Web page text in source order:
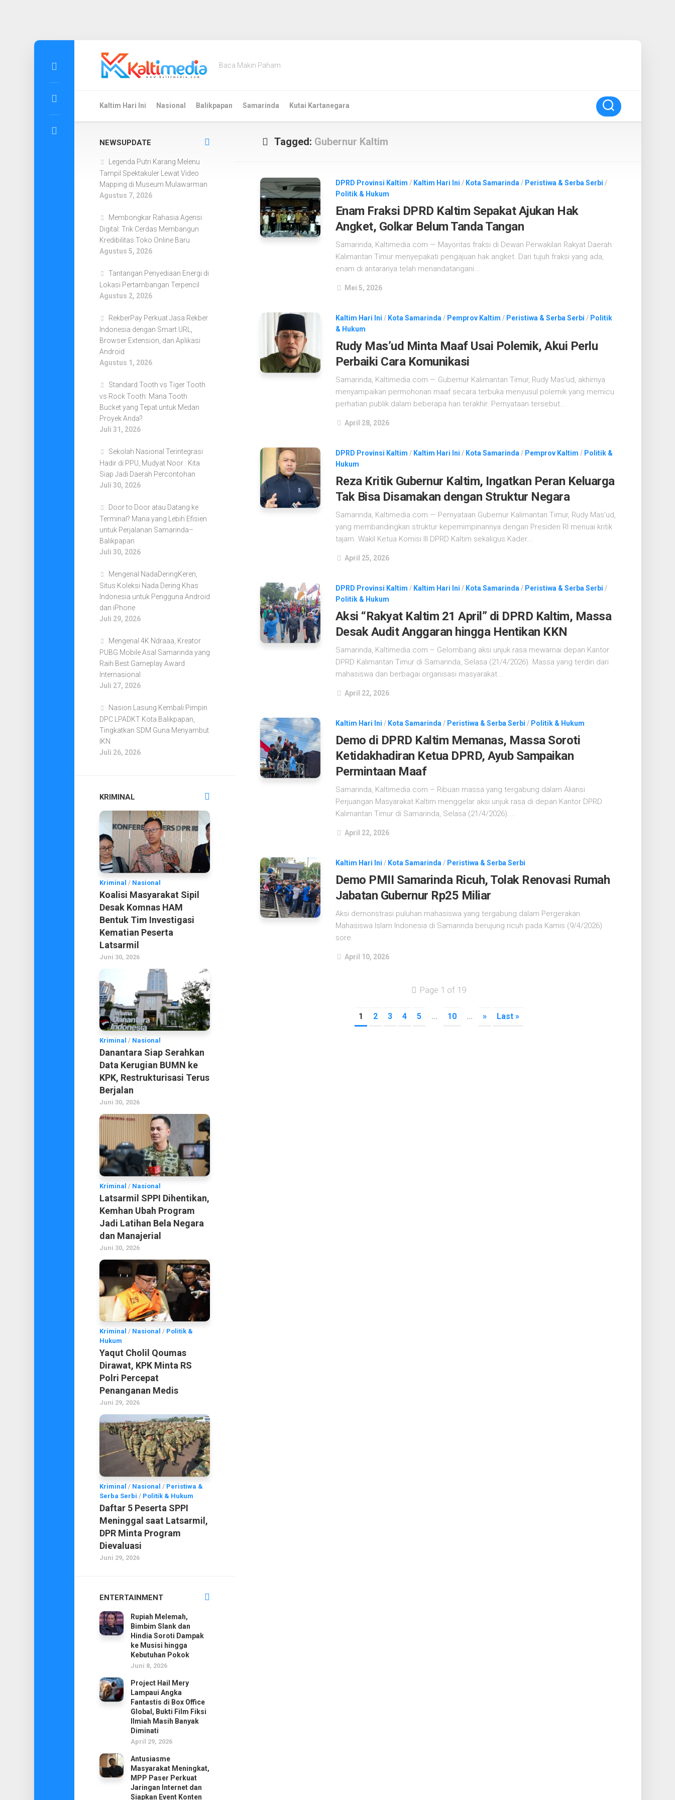
Baca Makin Paham
Kaltim Hari Ini Nasional Balikpapan Samarinda Kutai Kartanegara
Tagged: Gubernur Kaltim
DPRD Provinsi Kaltim / Kaltim Hari Ini / Kota Samarinda / Peristiwa & Serba Serbi /
Politik & Hukum
Enam Fraksi DPRD Kaltim Sepakat Ajukan Hak
Angket, Golkar Belum Tanda Tangan
Samarinda, Kaltimedia.com — Mayoritas fraksi di Dewan Perwakilan Rakyat Daerah
Kalimantan Timur menyepakati pengajuan hak angket. Dari tujuh fraksi yang ada,
enam di antaranya telah menandatangani...
Mei 5, 2026
Kaltim Hari Ini / Kota Samarinda / Pemprov Kaltim / Peristiwa & Serba Serbi / Politik
& Hukum
Rudy Mas’ud Minta Maaf Usai Polemik, Akui Perlu
Perbaiki Cara Komunikasi
Samarinda, Kaltimedia.com — Gubernur Kalimantan Timur, Rudy Mas’ud, akhirnya
menyampaikan permohonan maaf secara terbuka menyusul polemik yang memicu
perhatian publik dalam beberapa hari terakhir. Pernyataan tersebut...
April 28, 2026
DPRD Provinsi Kaltim / Kaltim Hari Ini / Kota Samarinda / Pemprov Kaltim / Politik &
Hukum
Reza Kritik Gubernur Kaltim, Ingatkan Peran Keluarga
Tak Bisa Disamakan dengan Struktur Negara
Samarinda, Kaltimedia.com — Pernyataan Gubernur Kalimantan Timur, Rudy Mas’ud,
yang membandingkan struktur kepemimpinannya dengan Presiden RI menuai kritik
tajam. Wakil Ketua Komisi III DPRD Kaltim sekaligus Kader...
April 25, 2026
DPRD Provinsi Kaltim / Kaltim Hari Ini / Kota Samarinda / Peristiwa & Serba Serbi /
Politik & Hukum
Aksi “Rakyat Kaltim 21 April” di DPRD Kaltim, Massa
Desak Audit Anggaran hingga Hentikan KKN
Samarinda, Kaltimedia.com – Gelombang aksi unjuk rasa mewarnai depan Kantor
DPRD Kalimantan Timur di Samarinda, Selasa (21/4/2026). Massa yang terdiri dari
mahasiswa dan berbagai organisasi masyarakat...
April 22, 2026
Kaltim Hari Ini / Kota Samarinda / Peristiwa & Serba Serbi / Politik & Hukum
Demo di DPRD Kaltim Memanas, Massa Soroti
Ketidakhadiran Ketua DPRD, Ayub Sampaikan
Permintaan Maaf
Samarinda, Kaltimedia.com – Ribuan massa yang tergabung dalam Aliansi
Perjuangan Masyarakat Kaltim menggelar aksi unjuk rasa di depan Kantor DPRD
Kalimantan Timur di Samarinda, Selasa (21/4/2026)....
April 22, 2026
Kaltim Hari Ini / Kota Samarinda / Peristiwa & Serba Serbi
Demo PMII Samarinda Ricuh, Tolak Renovasi Rumah
Jabatan Gubernur Rp25 Miliar
Aksi demonstrasi puluhan mahasiswa yang tergabung dalam Pergerakan
Mahasiswa Islam Indonesia di Samarinda berujung ricuh pada Kamis (9/4/2026)
sore.
April 10, 2026
Page 1 of 19
1 2 3 4 5 ... 10 ... » Last »
NEWSUPDATE
Legenda Putri Karang Melenu
Tampil Spektakuler Lewat Video
Mapping di Museum Mulawarman
Agustus 7, 2026
Membongkar Rahasia Agensi
Digital: Trik Cerdas Membangun
Kredibilitas Toko Online Baru
Agustus 5, 2026
Tantangan Penyediaan Energi di
Lokasi Pertambangan Terpencil
Agustus 2, 2026
RekberPay Perkuat Jasa Rekber
Indonesia dengan Smart URL,
Browser Extension, dan Aplikasi
Android
Agustus 1, 2026
Standard Tooth vs Tiger Tooth
vs Rock Tooth: Mana Tooth
Bucket yang Tepat untuk Medan
Proyek Anda?
Juli 31, 2026
Sekolah Nasional Terintegrasi
Hadir di PPU, Mudyat Noor : Kita
Siap Jadi Daerah Percontohan
Juli 30, 2026
Door to Door atau Datang ke
Terminal? Mana yang Lebih Efisien
untuk Perjalanan Samarinda–
Balikpapan
Juli 30, 2026
Mengenal NadaDeringKeren,
Situs Koleksi Nada Dering Khas
Indonesia untuk Pengguna Android
dan iPhone
Juli 29, 2026
Mengenal 4K Ndraaa, Kreator
PUBG Mobile Asal Samarinda yang
Raih Best Gameplay Award
Internasional
Juli 27, 2026
Nasion Lasung Kembali Pimpin
DPC LPADKT Kota Balikpapan,
Tingkatkan SDM Guna Menyambut
IKN
Juli 26, 2026
KRIMINAL
Kriminal / Nasional
Koalisi Masyarakat Sipil
Desak Komnas HAM
Bentuk Tim Investigasi
Kematian Peserta
Latsarmil
Juni 30, 2026
Kriminal / Nasional
Danantara Siap Serahkan
Data Kerugian BUMN ke
KPK, Restrukturisasi Terus
Berjalan
Juni 30, 2026
Kriminal / Nasional
Latsarmil SPPI Dihentikan,
Kemhan Ubah Program
Jadi Latihan Bela Negara
dan Manajerial
Juni 30, 2026
Kriminal / Nasional / Politik &
Hukum
Yaqut Cholil Qoumas
Dirawat, KPK Minta RS
Polri Percepat
Penanganan Medis
Juni 29, 2026
Kriminal / Nasional / Peristiwa &
Serba Serbi / Politik & Hukum
Daftar 5 Peserta SPPI
Meninggal saat Latsarmil,
DPR Minta Program
Dievaluasi
Juni 29, 2026
ENTERTAINMENT
Rupiah Melemah,
Bimbim Slank dan
Hindia Soroti Dampak
ke Musisi hingga
Kebutuhan Pokok
Juni 8, 2026
Project Hail Mery
Lampaui Angka
Fantastis di Box Office
Global, Bukti Film Fiksi
Ilmiah Masih Banyak
Diminati
April 29, 2026
Antusiasme
Masyarakat Meningkat,
MPP Paser Perkuat
Jaringan Internet dan
Siapkan Event Konten